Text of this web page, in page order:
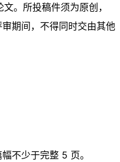
文。所投稿件须为原创，
期间，不得同时交由其他
不少于完整 5 页。